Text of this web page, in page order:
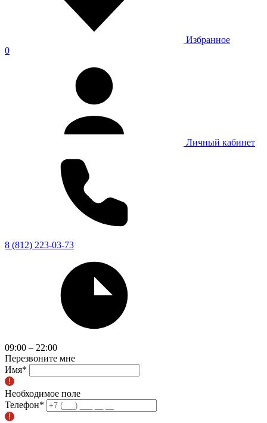
Избранное
0
Личный кабинет
8 (812) 223-03-73
09:00 – 22:00
Перезвоните мне
Имя*
Необходимое поле
Телефон*